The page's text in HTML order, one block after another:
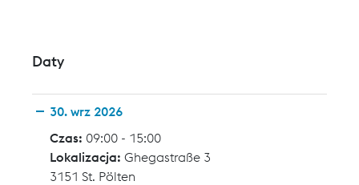
Daty
30. wrz 2026
Czas: 09:00 - 15:00
Lokalizacja: Ghegastraße 3
3151 St. Pölten